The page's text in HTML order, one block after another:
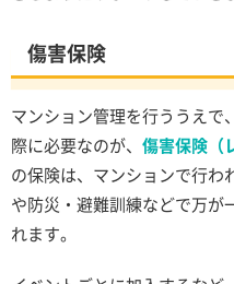
傷害保険
マンション管理を行ううえで
際に必要なのが、 傷害保険（
の保険は、マンションで行わ
や防災・避難訓練などで万が
れます。